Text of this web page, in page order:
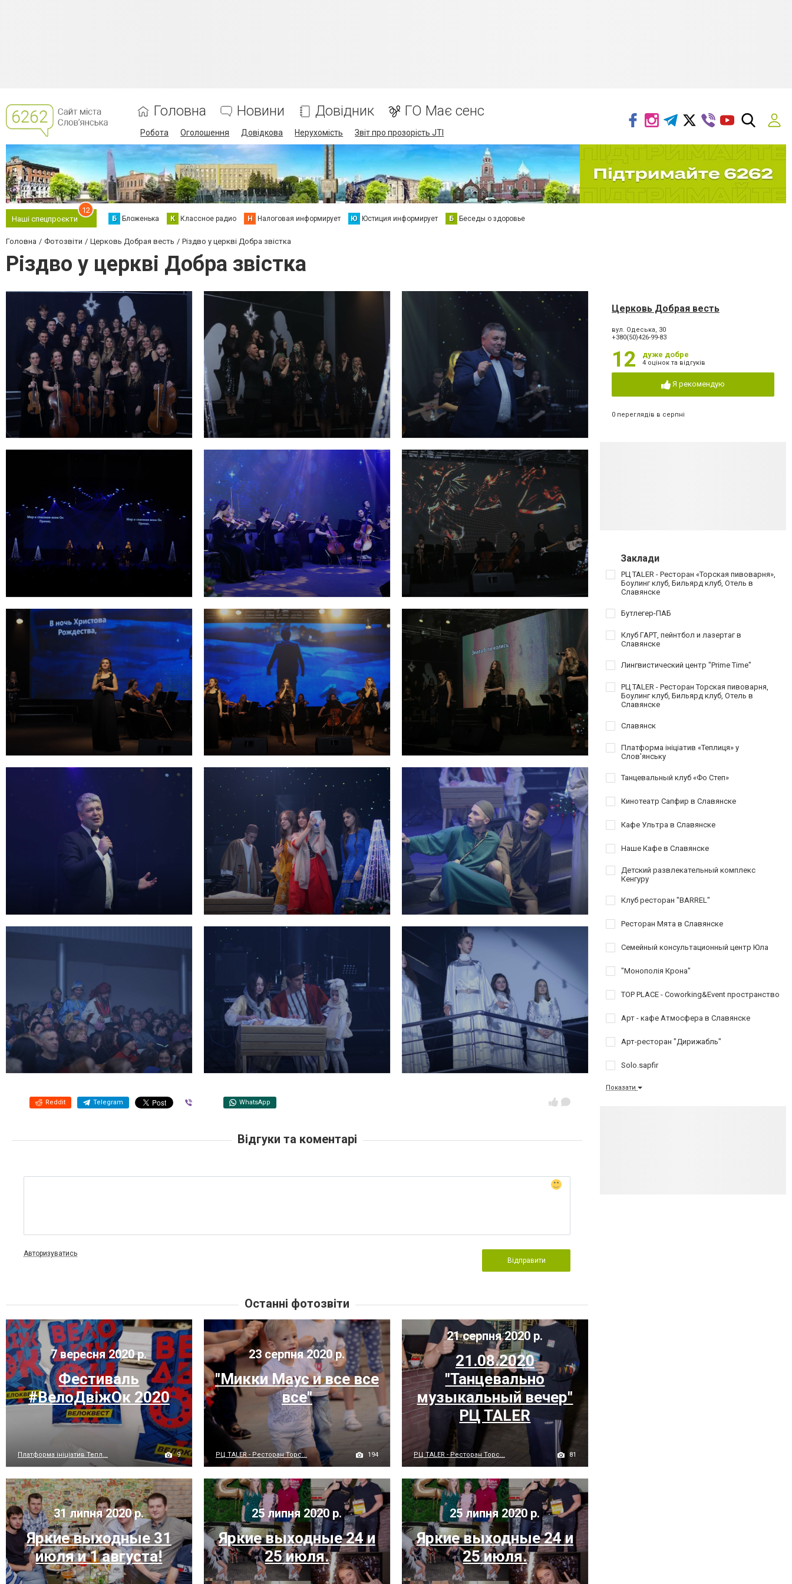
Головна Новини Довідник ГО Має сенс
Робота Оголошення Довідкова Нерухомість Звіт про прозорість JTI
Наші спецпроєкти
12
Б Бложенька К Классное радио Н Налоговая информирует Ю Юстиция информирует Б Беседы о здоровье
Головна Фотозвіти Церковь Добрая весть Різдво у церкві Добра звістка
Різдво у церкві Добра звістка
Reddit Telegram WhatsApp
Відгуки та коментарі
Авторизуватись
Відправити
Церковь Добрая весть
вул. Одеська, 30
+380(50)426-99-83
12 дуже добре
4 оцінок та відгуків
Я рекомендую
0 переглядів в серпні
Заклади
РЦ TALER - Ресторан «Торская пивоварня»,
Боулинг клуб, Бильярд клуб, Отель в
Славянске
Бутлегер-ПАБ
Клуб ГАРТ, пейнтбол и лазертаг в
Славянске
Лингвистический центр "Prime Time"
РЦ TALER - Ресторан Торская пивоварня,
Боулинг клуб, Бильярд клуб, Отель в
Славянске
Славянск
Платформа ініціатив «Теплиця» у
Слов'янську
Танцевальный клуб «Фо Степ»
Кинотеатр Сапфир в Славянске
Кафе Ультра в Славянске
Наше Кафе в Славянске
Детский развлекательный комплекс
Кенгуру
Клуб ресторан "BARREL"
Ресторан Мята в Славянске
Семейный консультационный центр Юла
"Монополія Крона"
TOP PLACE - Coworking&Event пространство
Арт - кафе Атмосфера в Славянске
Арт-ресторан "Дирижабль"
Solo.sapfir
Показати
Останні фотозвіти
7 вересня 2020 р.
Фестиваль
#ВелоДвіжОк 2020
Платформа ініціатив Тепл... 9
23 серпня 2020 р.
"Микки Маус и все все
все"
РЦ TALER - Ресторан Торс... 194
21 серпня 2020 р.
21.08.2020
"Танцевально
музыкальный вечер"
РЦ TALER
РЦ TALER - Ресторан Торс... 81
31 липня 2020 р.
Яркие выходные 31
июля и 1 августа!
25 липня 2020 р.
Яркие выходные 24 и
25 июля.
25 липня 2020 р.
Яркие выходные 24 и
25 июля.